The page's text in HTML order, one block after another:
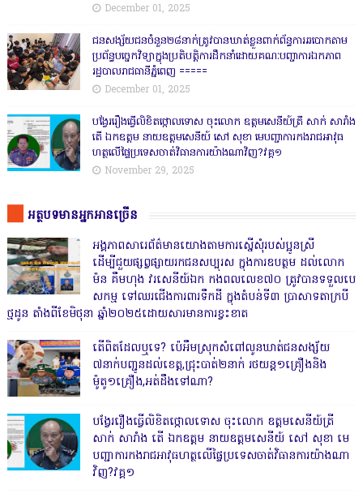
December 01, 2025
ជនសង្ស័យជនចំនួន២៨នាក់ត្រូវបានឃាត់ខ្លួនពាក់ព័ន្ធការឆបោកតាម
ប្រព័ន្ធបច្ចេកវិទ្យាក្នុងប្រតិបត្តិការដឹកនាំដោយគណៈបញ្ជាការឯកភាព
រដ្ឋបាលរាជធានីភ្នំពេញ ‎=====
December 01, 2025
បង្វែររឿងធ្វើលិខិតថ្កោលទោស ចុះលោក ឧត្តមសេនីយ៍ត្រី សាក់ សារាំង
តើ ឯកឧត្តម នាយឧត្តមសេនីយ៍ សៅ សុខា មេបញ្ជាការកងរាជអាវុធ
ហត្ថលើផ្ទៃប្រទេសចាត់វិធានការយ៉ាងណាវិញ?វគ្គ១
November 29, 2025
អត្ថបទមានអ្នកអានច្រើន
អង្គភាពសារេព័ត៌មានយោងតាមការស្នើសុំរបស់ប្អូនស្រី
ដើម្បីជួយផ្សព្វផ្សាយរកជនសប្បុរស ក្នុងការឧបត្ថម ដល់លោក
ម៉ន គឹមហុង វរសេនីយ៍ឯក កងពលលេខ៧០ ត្រូវបានទទួលបេ
សកម្ម ទៅឈរជើងការពារទឹកដី ក្នុងតំបន់ទី៣ ប្រាសាទតាក្របី
ថ្មដូន តាំងពីខែមិថុនា ឆ្នាំ២០២៥ដោយសារមានការខ្វះខាត
តើពិតដែលឬទេ? ប៉េអឹមស្រុកសំពៅលូនឃាត់ជនសង្ស័យ
៧នាក់បញ្ជូនដល់ខេត្ត,ជ្រុះបាត់២នាក់ រថយន្ត១គ្រឿងនិង
ម៉ូតូ១គ្រឿង,អត់ដឹងទៅណា?
បង្វែររឿងធ្វើលិខិតថ្កោលទោស ចុះលោក ឧត្តមសេនីយ៍ត្រី
សាក់ សារាំង តើ ឯកឧត្តម នាយឧត្តមសេនីយ៍ សៅ សុខា មេ
បញ្ជាការកងរាជអាវុធហត្ថលើផ្ទៃប្រទេសចាត់វិធានការយ៉ាងណា
វិញ?វគ្គ១